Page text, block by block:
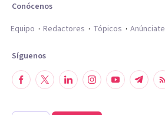
Conócenos
Equipo
Redactores Tópicos Anúnciate
Síguenos